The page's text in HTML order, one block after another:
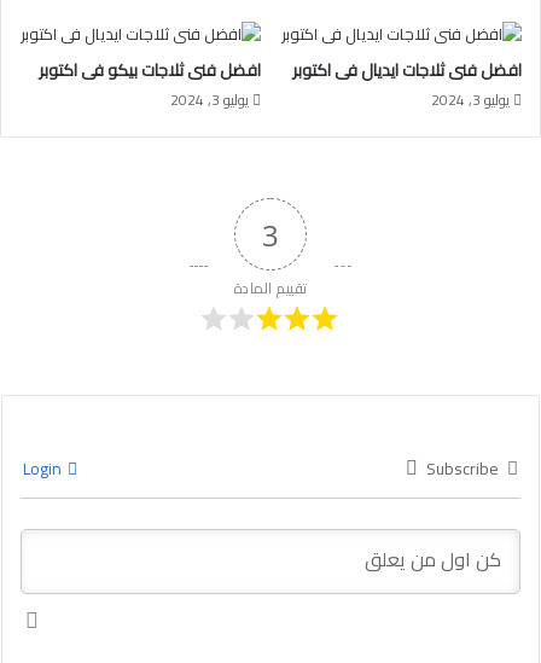
افضل فنى ثلاجات ايديال فى اكتوبر
يوليو 3, 2024
افضل فنى ثلاجات بيكو فى اكتوبر
يوليو 3, 2024
3
تقييم المادة
Subscribe